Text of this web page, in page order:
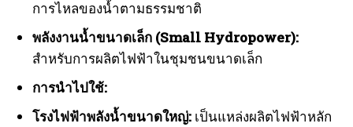
การไหลของน้ำตามธรรมชาติ
พลังงานน้ำขนาดเล็ก (Small Hydropower):
สำหรับการผลิตไฟฟ้าในชุมชนขนาดเล็ก
การนำไปใช้:
โรงไฟฟ้าพลังน้ำขนาดใหญ่: เป็นแหล่งผลิตไฟฟ้าหลัก